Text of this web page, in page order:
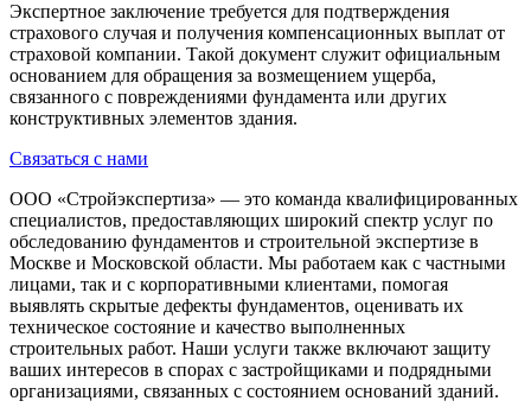
Экспертное заключение требуется для подтверждения
страхового случая и получения компенсационных выплат от
страховой компании. Такой документ служит официальным
основанием для обращения за возмещением ущерба,
связанного с повреждениями фундамента или других
конструктивных элементов здания.
Связаться с нами
ООО «Стройэкспертиза» — это команда квалифицированных
специалистов, предоставляющих широкий спектр услуг по
обследованию фундаментов и строительной экспертизе в
Москве и Московской области. Мы работаем как с частными
лицами, так и с корпоративными клиентами, помогая
выявлять скрытые дефекты фундаментов, оценивать их
техническое состояние и качество выполненных
строительных работ. Наши услуги также включают защиту
ваших интересов в спорах с застройщиками и подрядными
организациями, связанных с состоянием оснований зданий.